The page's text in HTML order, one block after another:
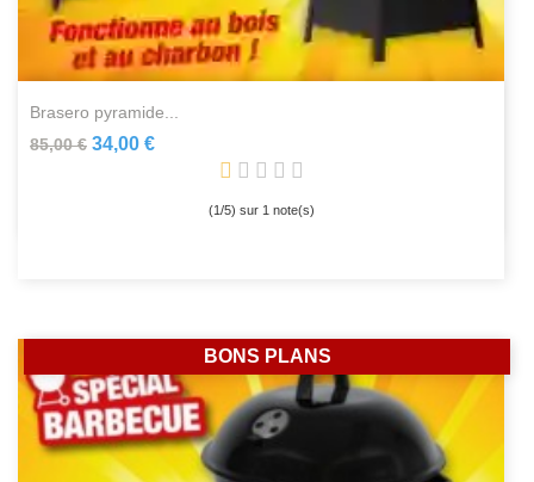
brasero pyramide...
85,00 € 34,00 €
(1/5) sur 1note(s)
BONS PLANS